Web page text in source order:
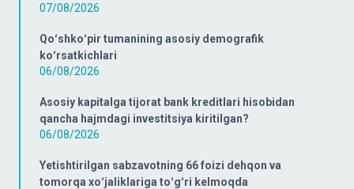
07/08/2026
Qoʻshkoʻpir tumanining asosiy demografik
koʻrsatkichlari
06/08/2026
Asosiy kapitalga tijorat bank kreditlari hisobidan
qancha hajmdagi investitsiya kiritilgan?
06/08/2026
Yetishtirilgan sabzavotning 66 foizi dehqon va
tomorqa xoʻjaliklariga toʻgʻri kelmoqda